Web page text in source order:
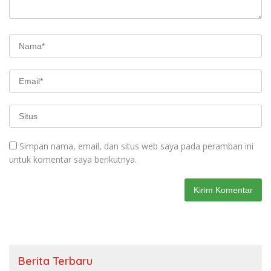
Simpan nama, email, dan situs web saya pada peramban ini
untuk komentar saya berikutnya.
Berita Terbaru